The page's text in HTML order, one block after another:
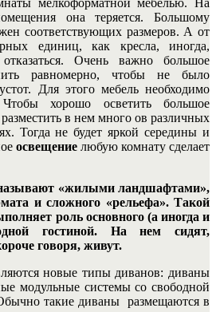
она теряется. Большому
соответствующих размеров. А от
единиц, как кресла, иногда,
Очень важно большое
равномерно, чтобы не было
Для этого мебель необходимо
хорошо осветить большое
в нем много ов различных
Тогда не будет яркой середины и
освещение любую комнату сделает
«жилыми ландшафтами»,
и сложного «рельефа». Такой
роль основного (а иногда и
гостиной. На нем сидят,
говоря, живут.
новые типы диванов: диваны
модульные системы со свободной
такие диваны размещаются в